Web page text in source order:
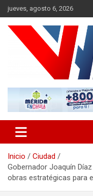
Saltar
al
contenido
jueves, agosto 6, 2026
Vector
Inicio
Ciudad
Gobernador Joaquín
obras estratégicas para